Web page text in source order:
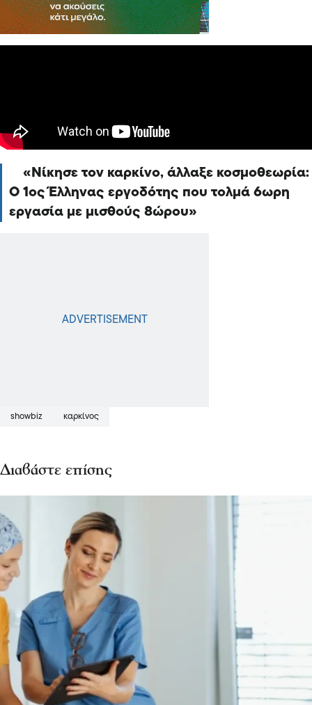
Νίκησε τον καρκίνο, άλλαξε κοσμοθεωρία:
Ο 1ος Έλληνας εργοδότης που τολμά 6ωρη
εργασία με μισθούς 8ώρου
showbiz καρκίνος
Διαβάστε επίσης